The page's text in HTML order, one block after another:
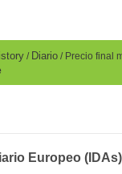
Diario Precio final
Europeo (IDAs)